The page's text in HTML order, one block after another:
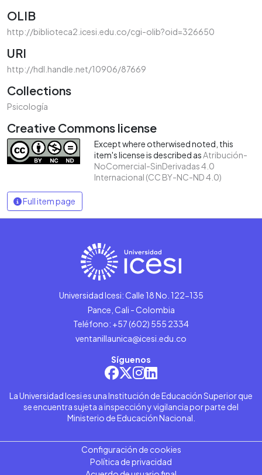
OLIB
http://biblioteca2.icesi.edu.co/cgi-olib?oid=326650
URI
http://hdl.handle.net/10906/87669
Collections
Psicología
Creative Commons license
Except where otherwised noted, this
item's license is described asAtribución-
NoComercial-SinDerivadas 4.0
Internacional (CC BY-NC-ND 4.0)
Full item page
Universidad Icesi: Calle 18 No. 122-135
Pance, Cali - Colombia
Teléfono: +57 (602) 555 2334
ventanillaunica@icesi.edu.co
Síguenos
La Universidad Icesi es una Institución de Educación Superior que
se encuentra sujeta a inspección y vigilancia por parte del
Ministerio de Educación Nacional.
Configuración de cookies
Política de privacidad